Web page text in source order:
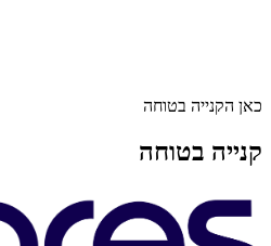
כאן הקנייה בטוחה
קנייה בטוחה